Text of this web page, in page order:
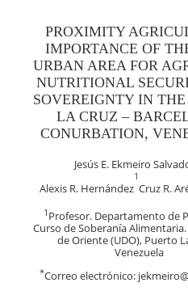
PROXIMITY
IMPORTANCE OF
URBAN AREA FOR
NUTRITIONAL
SOVEREIGNTY IN THE
LA CRUZ –
CONURBATION,
Jesús E. Ekmeiro
Alexis R. Hernández
1
Cruz R.
1 Profesor. Departamento de
Curso de Soberanía
de Oriente (UDO), Puerto
Venezuela
*Correo electrónico: